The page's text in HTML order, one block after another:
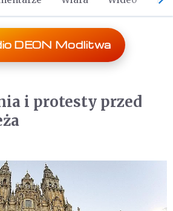
DEON Modlitwa
i protesty przed